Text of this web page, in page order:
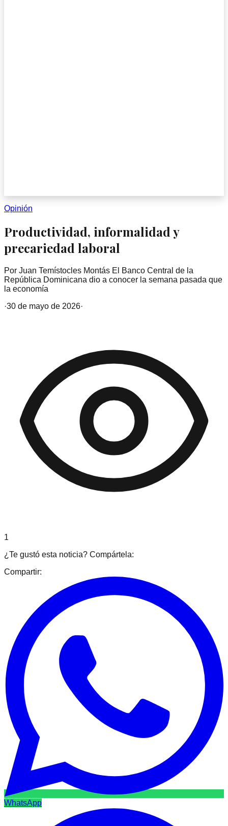
Opinión
Productividad, informalidad y
precariedad laboral
Por Juan Temístocles Montás El Banco Central de la
República Dominicana dio a conocer la semana pasada que
la economía
·30 de mayo de 2026·
1
¿Te gustó esta noticia? Compártela:
Compartir:
WhatsApp